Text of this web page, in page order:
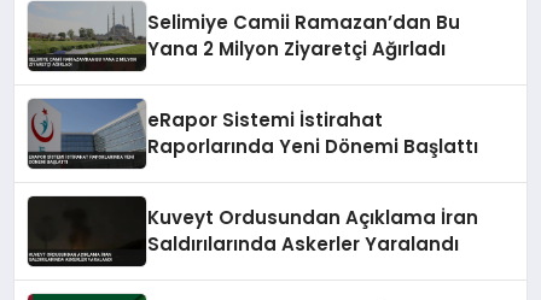
Selimiye Camii Ramazan’dan Bu
Yana 2 Milyon Ziyaretçi Ağırladı
eRapor Sistemi İstirahat
Raporlarında Yeni Dönemi Başlattı
Kuveyt Ordusundan Açıklama İran
Saldırılarında Askerler Yaralandı